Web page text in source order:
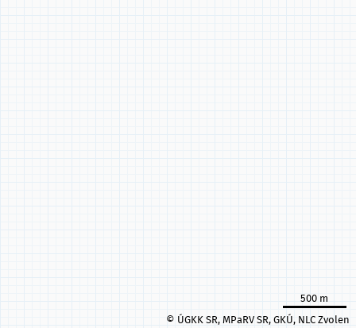
© ÚGKK SR, MPaRV SR, GKÚ, NLC Zvolen
500 m